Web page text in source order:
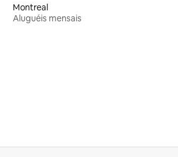
Montreal
Aluguéis mensais